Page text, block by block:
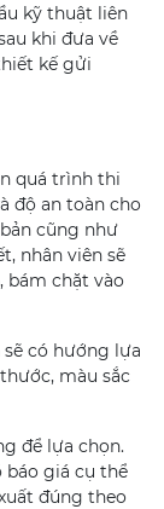
kỹ thuật liên
khi đưa về
kế gửi
quá trình thi
độ an toàn cho
cũng như
nhân viên sẽ
bám chặt vào
có hướng lựa
màu sắc
để lựa chọn.
báo giá cụ thể
đúng theo